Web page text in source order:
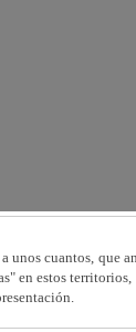
cuantos, que
en estos territorios,